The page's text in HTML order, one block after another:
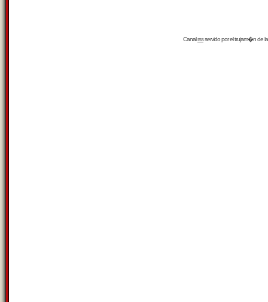
Canalrssservido por eltrujam�nde